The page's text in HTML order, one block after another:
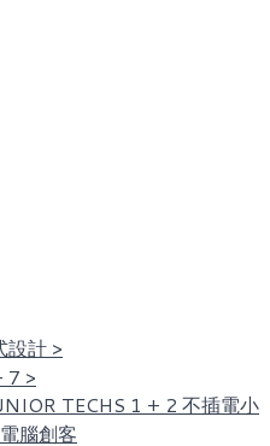
設計 >
7 >
TECHS 1 + 2 不插電小
腦創客